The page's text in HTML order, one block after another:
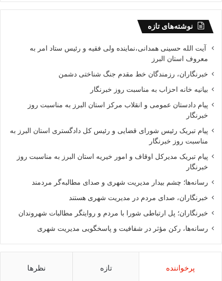
نوشته‌های تازه
آیت الله حسینی همدانی،نماینده ولی فقیه و رئیس ستاد امر به
معروف استان البرز
خبرنگاران، رزمندگان خط مقدم جنگ شناختی دشمن
بیانیه خانه احزاب به مناسبت روز خبرنگار
پیام دادستان عمومی و انقلاب مرکز استان البرز به مناسبت روز
خبرنگار
پیام تبریک رئیس شورای قضایی و رئیس کل دادگستری استان البرز به
مناسبت روز خبرنگار
پیام تبریک مدیرکل اوقاف و امور خیریه استان البرز به مناسبت روز
خبرنگار
رسانه‌ها؛ چشم بیدار مدیریت شهری و صدای مطالبه‌گر مردمند
خبرنگاران، صدای مردم در مدیریت شهری هستند
خبرنگاران؛ پل ارتباطی شورا با مردم و روایتگر مطالبات شهروندان
رسانه‌ها، رکن مؤثر در شفافیت و پاسخگویی مدیریت شهری
پرخواننده تازه نظرها